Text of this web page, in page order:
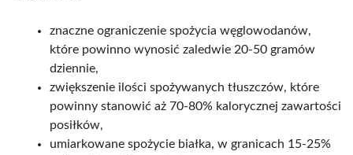
znaczne ograniczenie spożycia węglowodanów,
które powinno wynosić zaledwie 20-50 gramów
dziennie,
zwiększenie ilości spożywanych tłuszczów, które
powinny stanowić aż 70-80% kalorycznej zawartości
posiłków,
umiarkowane spożycie białka, w granicach 15-25%